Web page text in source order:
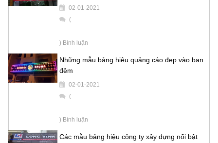
02-01-2021
(
) Bình luận
Những mẫu bảng hiệu quảng cáo đẹp vào ban
đêm
02-01-2021
(
) Bình luận
Các mẫu bảng hiệu công ty xây dựng nổi bật